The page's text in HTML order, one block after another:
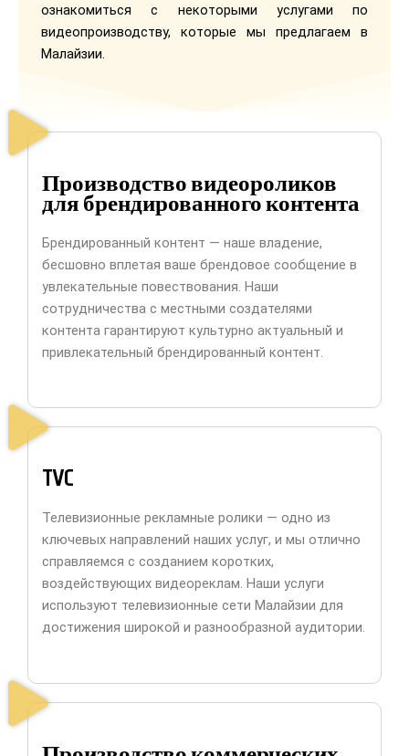
ознакомиться с некоторыми услугами по
видеопроизводству, которые мы предлагаем в
Малайзии.
Производство видеороликов
для брендированного контента
Брендированный контент — наше владение,
бесшовно вплетая ваше брендовое сообщение в
увлекательные повествования. Наши
сотрудничества с местными создателями
контента гарантируют культурно актуальный и
привлекательный брендированный контент.
TVC
Телевизионные рекламные ролики — одно из
ключевых направлений наших услуг, и мы отлично
справляемся с созданием коротких,
воздействующих видеореклам. Наши услуги
используют телевизионные сети Малайзии для
достижения широкой и разнообразной аудитории.